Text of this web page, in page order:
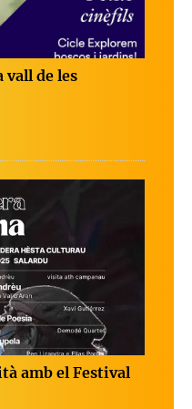
vall de les
amb el Festival